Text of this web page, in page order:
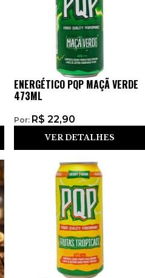
ENERGÉTICO PQP MAÇÃ VERDE
473ML
Por: R$ 22,90
VER DETALHES